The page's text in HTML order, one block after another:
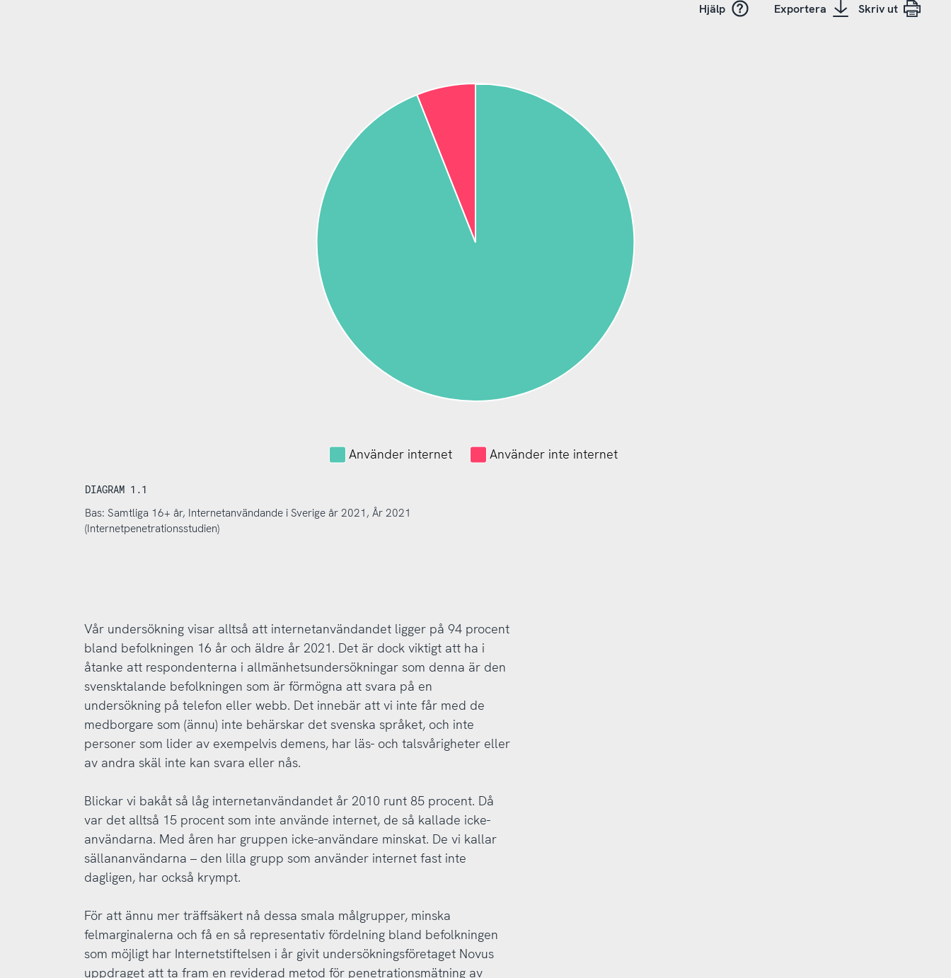
Hjälp Exportera Skriv ut
Använder internet Använder inte internet
DIAGRAM 1.1
Bas: Samtliga 16+ år, Internetanvändande i Sverige år 2021, År 2021
(Internetpenetrationsstudien)
Vår undersökning visar alltså att internetanvändandet ligger på 94 procent
bland befolkningen 16 år och äldre år 2021. Det är dock viktigt att ha i
åtanke att respondenterna i allmänhetsundersökningar som denna är den
svensktalande befolkningen som är förmögna att svara på en
undersökning på telefon eller webb. Det innebär att vi inte får med de
medborgare som (ännu) inte behärskar det svenska språket, och inte
personer som lider av exempelvis demens, har läs- och talsvårigheter eller
av andra skäl inte kan svara eller nås.
Blickar vi bakåt så låg internetanvändandet år 2010 runt 85 procent. Då
var det alltså 15 procent som inte använde internet, de så kallade icke-
användarna. Med åren har gruppen icke-användare minskat. De vi kallar
sällananvändarna – den lilla grupp som använder internet fast inte
dagligen, har också krympt.
För att ännu mer träffsäkert nå dessa smala målgrupper, minska
felmarginalerna och få en så representativ fördelning bland befolkningen
som möjligt har Internetstiftelsen i år givit undersökningsföretaget Novus
uppdraget att ta fram en reviderad metod för penetrationsmätning av